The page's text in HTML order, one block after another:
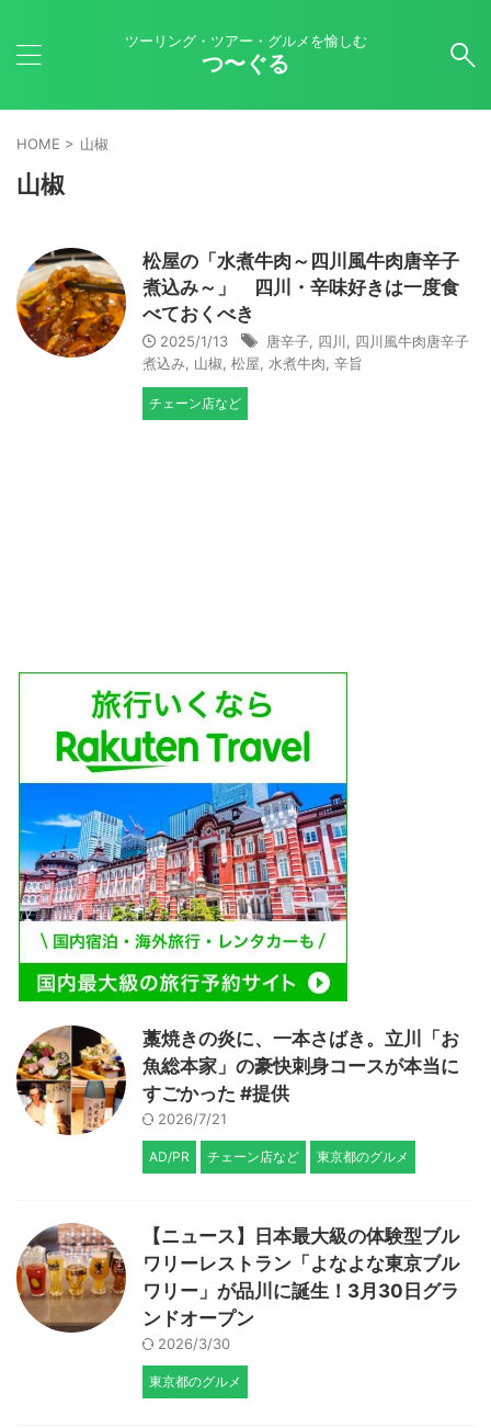
ツーリング・ツアー・グルメを愉しむ
つ〜ぐる
HOME > 山椒
山椒
松屋の「水煮牛肉～四川風牛肉唐辛子
煮込み～」 四川・辛味好きは一度食
べておくべき
2025/1/13 唐辛子 四川
四川風牛肉唐辛子
煮込み
山椒 松屋 水煮牛肉 辛旨
チェーン店など
藁焼きの炎に、一本さばき。立川「お
魚総本家」の豪快刺身コースが本当に
すごかった #提供
2026/7/21
AD/PR チェーン店など 東京都のグルメ
【ニュース】日本最大級の体験型ブル
ワリーレストラン「よなよな東京ブル
ワリー」が品川に誕生！3月30日グラ
ンドオープン
2026/3/30
東京都のグルメ